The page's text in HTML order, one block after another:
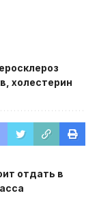
холестерин
отдать в